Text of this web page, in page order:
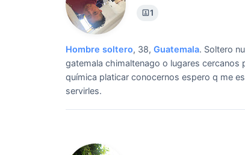
1
Hombre soltero, 38, Guatemala. Soltero
gatemala chimaltenago o lugares
química platicar conocernos espero q me
servirles.